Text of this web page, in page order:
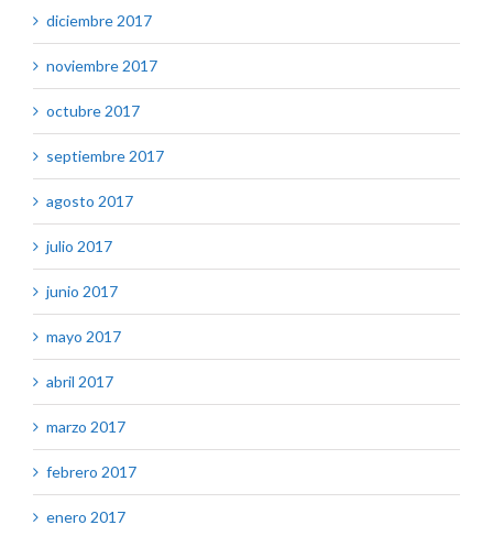
diciembre 2017
noviembre 2017
octubre 2017
septiembre 2017
agosto 2017
julio 2017
junio 2017
mayo 2017
abril 2017
marzo 2017
febrero 2017
enero 2017